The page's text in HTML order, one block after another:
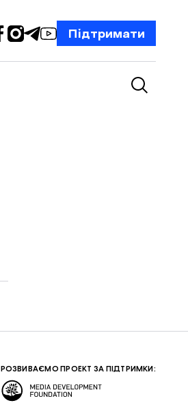
Підтримати
РОЗВИВАЄМО ПРОЕКТ ЗА ПІДТРИМКИ: